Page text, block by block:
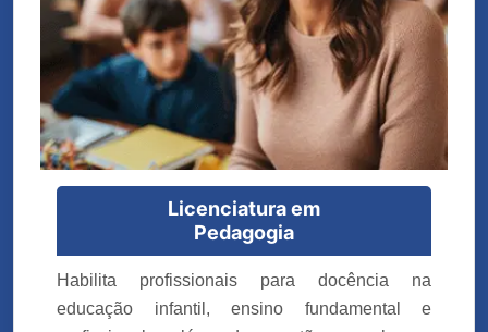
Licenciatura em
Pedagogia
Habilita profissionais para docência na
educação infantil, ensino fundamental e